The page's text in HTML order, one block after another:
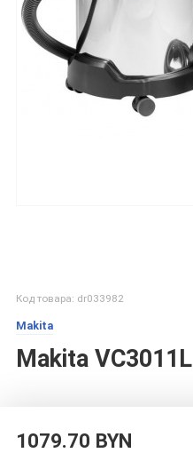
Код товара: dr033982
Makita
Makita VC3011L
1079.70 BYN